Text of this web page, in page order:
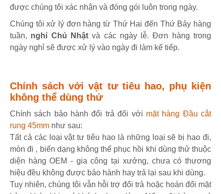
được chúng tôi xác nhận và đóng gói luôn trong ngày.
Chúng tôi xử lý đơn hàng từ Thứ Hai đến Thứ Bảy hàng
tuần, nghỉ Chủ Nhậtvà các ngày lễ. Đơn hàng trong
ngày nghỉ sẽ được xử lý vào ngày đi làm kế tiếp.
Chính sách với vật tư tiêu hao, phụ kiện
không thể dùng thử
Chính sách bảo hành đổi trả đối với mặt hàng Đầu cắt
rung 45mm như sau:
Tất cả các loại vật tư tiêu hao là những loại sẽ bị hao đi,
mòn đi , biến dạng không thể phục hồi khi dùng thử thuộc
diện hàng OEM - gia công tại xưởng, chưa có thương
hiệu đều không được bảo hành hay trả lại sau khi dùng.
Tuy nhiên, chúng tôi vẫn hỗi trợ đổi trả hoặc hoán đổi mặt